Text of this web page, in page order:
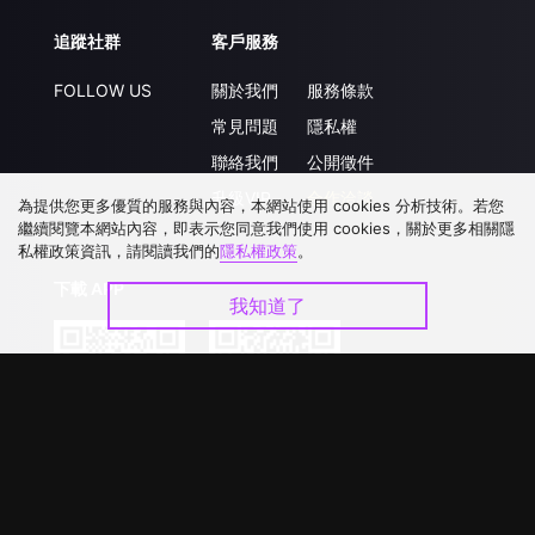
追蹤社群
FOLLOW US
客戶服務
關於我們
常見問題
聯絡我們
升級VIP
服務條款
隱私權
公開徵件
合作洽談
下載 APP
為提供您更多優質的服務與內容，本網站使用 cookies 分析技術。若您
繼續閱覽本網站內容，即表示您同意我們使用 cookies，關於更多相關隱
私權政策資訊，請閱讀我們的隱私權政策。
我知道了